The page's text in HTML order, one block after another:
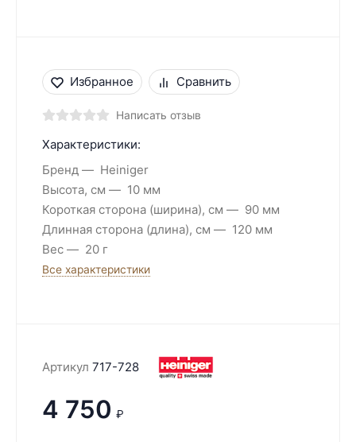
Избранное Сравнить
Написать отзыв
Характеристики:
Бренд
Heiniger
Высота, см
10 мм
Короткая сторона (ширина), см
90 мм
Длинная сторона (длина), см
120 мм
Вес
20 г
Все характеристики
Артикул 717-728
4 750 ₽